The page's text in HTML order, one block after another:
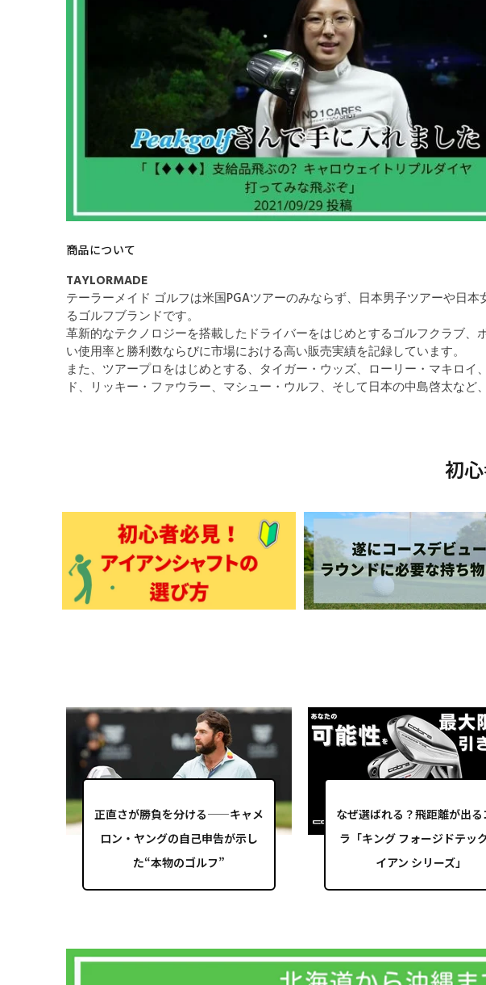
商品について
TAYLORMADE
テーラーメイド ゴルフは米国PGAツアーのみならず、日本男子ツアーや日
るゴルフブランドです。
革新的なテクノロジーを搭載したドライバーをはじめとするゴルフクラブ
い使用率と勝利数ならびに市場における高い販売実績を記録しています。
また、ツアープロをはじめとする、タイガー・ウッズ、ローリー・マキロ
ド、リッキー・ファウラー、マシュー・ウルフ、そして日本の中島啓太など
初
正直さが勝負を分ける——キャメ
ロン・ヤングの自己申告が示し
た“本物のゴルフ”
なぜ選ばれる？飛距離が出る
ラ「キング フォージドテッ
イアン シリーズ」